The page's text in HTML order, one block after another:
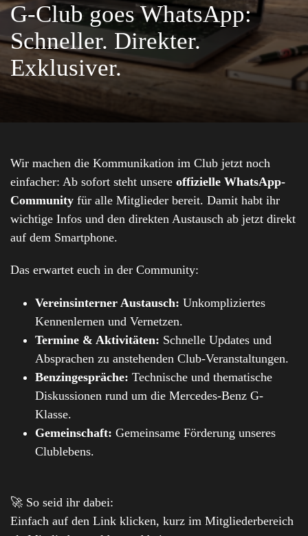
G-Club goes WhatsApp:
Schneller. Direkter.
Exklusiver.
Wir machen die Kommunikation im Club jetzt noch
einfacher: Ab sofort steht unsere offizielle WhatsApp-
Community für alle Mitglieder bereit. Damit habt ihr
wichtige Infos und den direkten Austausch ab jetzt direkt
auf dem Smartphone.
Das erwartet euch in der Community:
Vereinsinterner Austausch: Unkompliziertes
Kennenlernen und Vernetzen.
Termine & Aktivitäten: Schnelle Updates und
Absprachen zu anstehenden Club-Veranstaltungen.
Benzingespräche: Technische und thematische
Diskussionen rund um die Mercedes-Benz G-
Klasse.
Gemeinschaft: Gemeinsame Förderung unseres
Clublebens.
🚀 So seid ihr dabei:
Einfach auf den Link klicken, kurz im Mitgliederbereich